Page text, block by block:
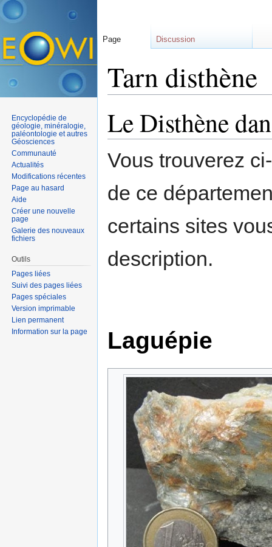
Tarn disthène
Le Disthène
Vous trouverez
de ce
certains sites
description.
Laguépie
Page Discussion
Encyclopédie de
géologie, minéralogie,
paléontologie et autres
Géosciences
Communauté
Actualités
Modifications récentes
Page au hasard
Aide
Créer une nouvelle
page
Galerie des nouveaux
fichiers
Outils
Pages liées
Suivi des pages liées
Pages spéciales
Version imprimable
Lien permanent
Information sur la page